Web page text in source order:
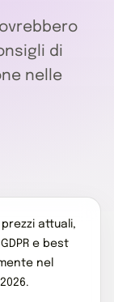
di
nelle
attuali,
e best
nel